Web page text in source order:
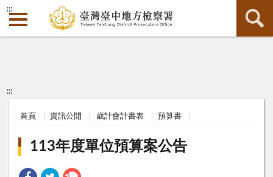
:::
:::
首頁 資訊公開 歲計會計書表 預算書
113年度單位預算案公告